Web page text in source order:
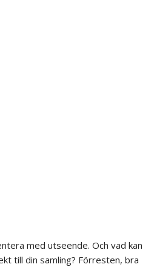
med utseende. Och vad kan
till din samling? Förresten, bra